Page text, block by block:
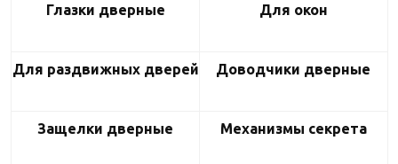
Глазки дверные Для окон
Для раздвижных дверей Доводчики дверные
Защелки дверные Механизмы секрета